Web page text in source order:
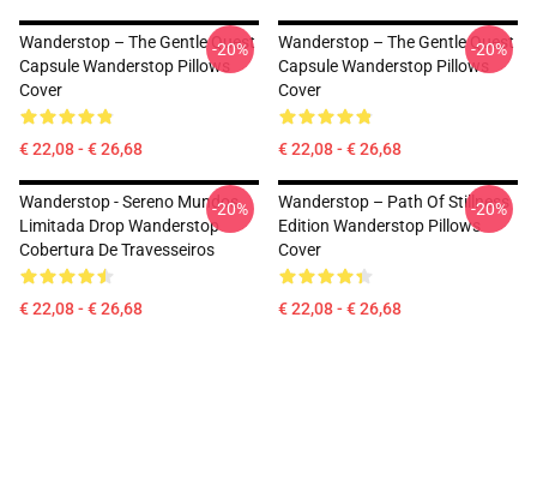
Wanderstop – The Gentle Quest
Capsule Wanderstop Pillows
Cover
€ 22,08 - € 26,68
-20%
Wanderstop – The Gentle Quest
Capsule Wanderstop Pillows
Cover
€ 22,08 - € 26,68
-20%
Wanderstop - Sereno Mundos
Limitada Drop Wanderstop
Cobertura De Travesseiros
€ 22,08 - € 26,68
-20%
Wanderstop – Path Of Stillness
Edition Wanderstop Pillows
Cover
€ 22,08 - € 26,68
-20%